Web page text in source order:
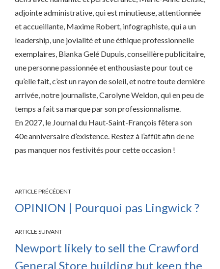
adjointe administrative, qui est minutieuse, attentionnée
et accueillante, Maxime Robert, infographiste, qui a un
leadership, une jovialité et une éthique professionnelle
exemplaires, Bianka Gelé Dupuis, conseillère publicitaire,
une personne passionnée et enthousiaste pour tout ce
qu’elle fait, c’est un rayon de soleil, et notre toute dernière
arrivée, notre journaliste, Carolyne Weldon, qui en peu de
temps a fait sa marque par son professionnalisme.
En 2027, le Journal du Haut-Saint-François fêtera son
40e anniversaire d’existence. Restez à l’affût afin de ne
pas manquer nos festivités pour cette occasion !
ARTICLE PRÉCÉDENT
OPINION | Pourquoi pas Lingwick ?
ARTICLE SUIVANT
Newport likely to sell the Crawford
General Store building but keep the